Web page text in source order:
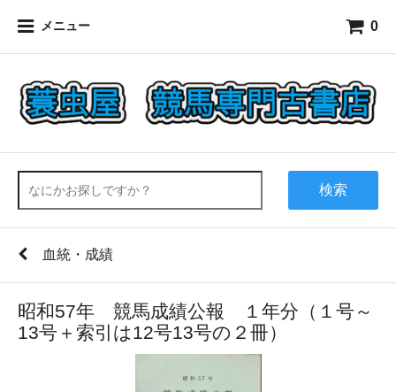
メニュー 0
検索
血統・成績
昭和57年 競馬成績公報 １年分（１号～
13号＋索引は12号13号の２冊）